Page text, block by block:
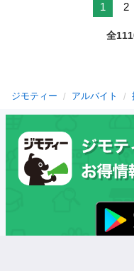
1 2
全
ジモティー アルバイト